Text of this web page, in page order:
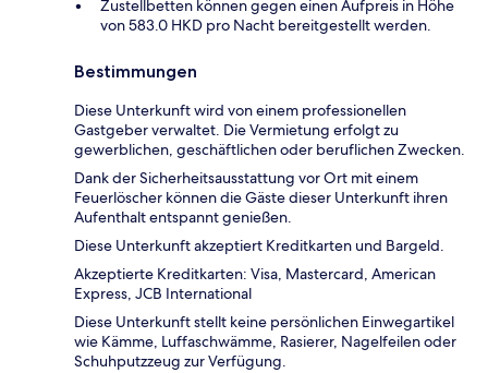
Zustellbetten können gegen einen Aufpreis in Höhe
von 583.0 HKD pro Nacht bereitgestellt werden.
Bestimmungen
Diese Unterkunft wird von einem professionellen
Gastgeber verwaltet. Die Vermietung erfolgt zu
gewerblichen, geschäftlichen oder beruflichen Zwecken.
Dank der Sicherheitsausstattung vor Ort mit einem
Feuerlöscher können die Gäste dieser Unterkunft ihren
Aufenthalt entspannt genießen.
Diese Unterkunft akzeptiert Kreditkarten und Bargeld.
Akzeptierte Kreditkarten: Visa, Mastercard, American
Express, JCB International
Diese Unterkunft stellt keine persönlichen Einwegartikel
wie Kämme, Luffaschwämme, Rasierer, Nagelfeilen oder
Schuhputzzeug zur Verfügung.